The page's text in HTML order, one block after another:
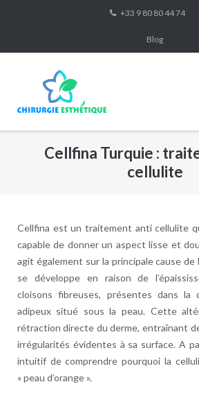
+33 9 80 80 44 74
Blog
Cellfina Turquie :
cellulite
Cellfina est un traitement anti cellulite
capable de donner un aspect lisse et
agit également sur la principale cause
se développe en raison de
cloisons fibreuses, présentes dans la
adipeux situé sous la peau. Cette
rétraction directe du derme, entraînant
irrégularités évidentes à sa surface. A
intuitif de comprendre pourquoi la
« peau d’orange ».